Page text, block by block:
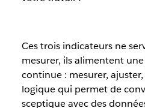
Ces trois indicateurs ne
mesurer, ils alimentent
continue : mesurer, ajuster,
logique qui permet de
sceptique avec des